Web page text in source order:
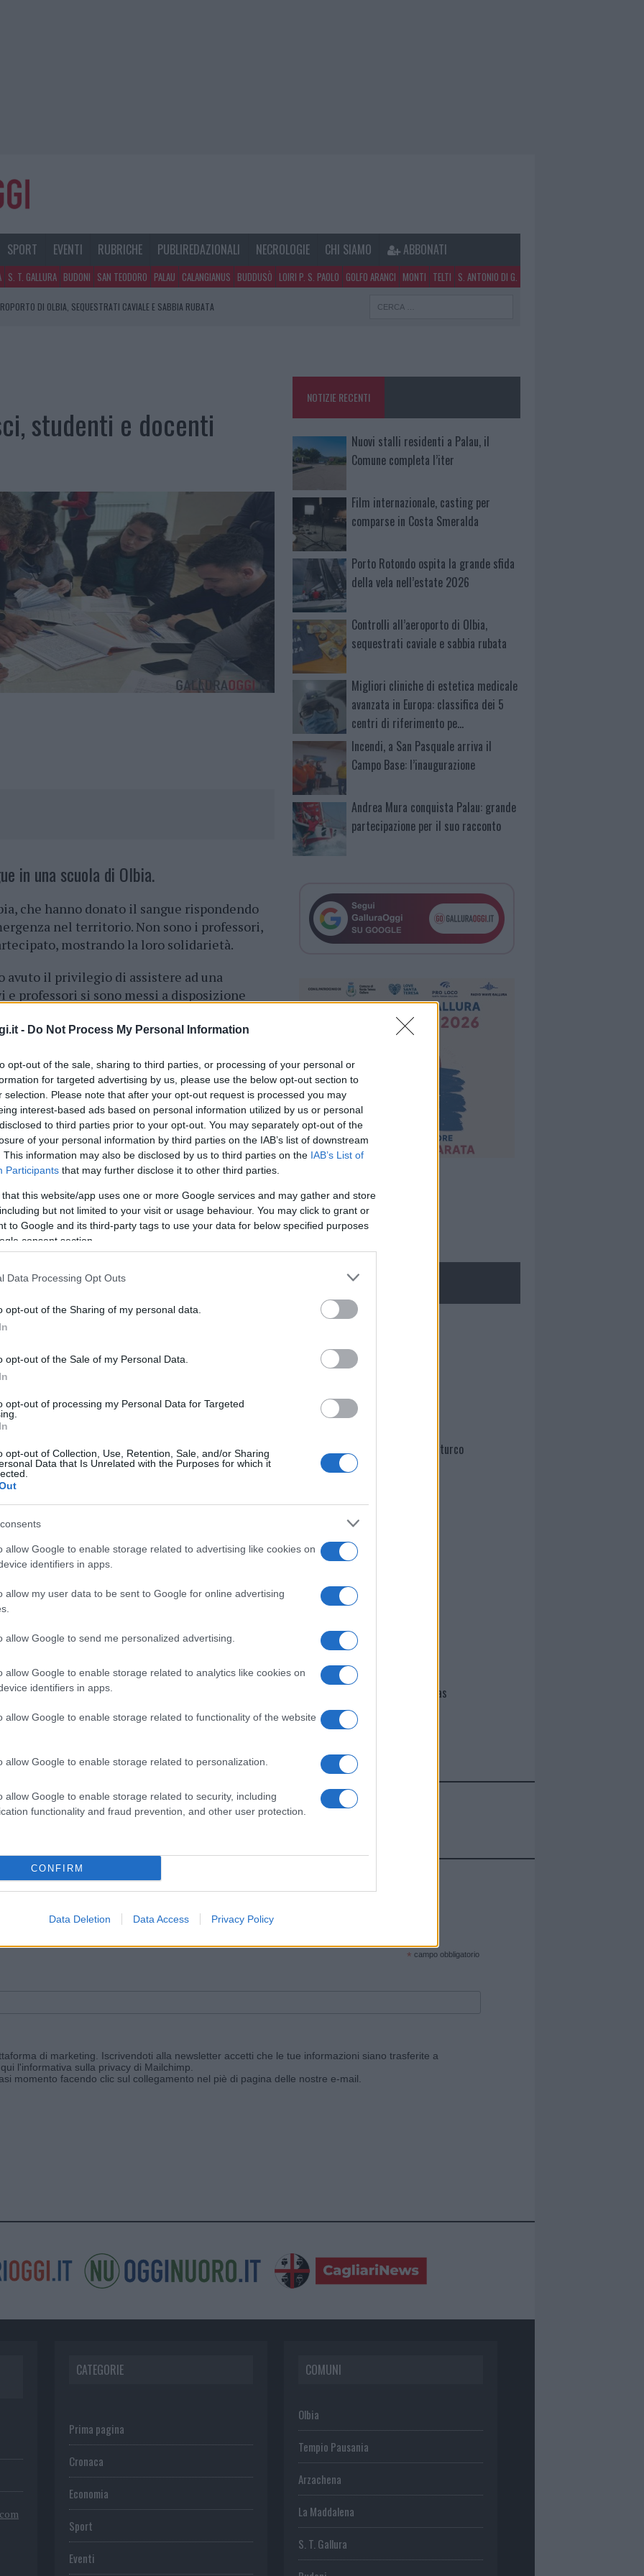
- Do Not Process My Personal Information
opt-out of the sale, sharing to third parties, or processing of your personal or
for targeted advertising by us, please use the below opt-out section to
selection. Please note that after your opt-out request is processed you may
interest-based ads based on personal information utilized by us or personal
to third parties prior to your opt-out. You may separately opt-out of the
of your personal information by third parties on the IAB’s list of downstream
This information may also be disclosed by us to third parties on the IAB’s List of
Participants that may further disclose it to other third parties.
that this website/app uses one or more Google services and may gather and store
but not limited to your visit or usage behaviour. You may click to grant or
to Google and its third-party tags to use your data for below specified purposes
consent section.
Data Processing Opt Outs
opt-out of the Sharing of my personal data.
opt-out of the Sale of my Personal Data.
opt-out of processing my Personal Data for Targeted
opt-out of Collection, Use, Retention, Sale, and/or Sharing
Data that Is Unrelated with the Purposes for which it
allow Google to enable storage related to advertising like cookies on
identifiers in apps.
allow my user data to be sent to Google for online advertising
allow Google to send me personalized advertising.
allow Google to enable storage related to analytics like cookies on
identifiers in apps.
allow Google to enable storage related to functionality of the website
allow Google to enable storage related to personalization.
allow Google to enable storage related to security, including
functionality and fraud prevention, and other user protection.
CONFIRM
Data Deletion Data Access Privacy Policy
SPORT EVENTI RUBRICHE PUBLIREDAZIONALI NECROLOGIE CHI SIAMO ABBONATI
S. T. GALLURA BUDONI SAN TEODORO PALAU CALANGIANUS BUDDUSÒ LOIRI P. S. PAOLO GOLFO ARANCI MONTI TELTI S. ANTONIO DI G.
DI OLBIA, SEQUESTRATI CAVIALE E SABBIA RUBATA
DI ESTETICA MEDICALE AVANZATA IN EUROPA: CLASSIFICA DEI 5 CENTRI DI
studenti e docenti
in una scuola di Olbia.
che hanno donato il sangue rispondendo
nel territorio. Non sono i professori,
mostrando la loro solidarietà.
avuto il privilegio di assistere ad una
professori si sono messi a disposizione
con una civiltà, educazione, gentilezza,
E grazie a questa “bellezza” che
una società migliore. Nulla è scontato e
sociali così evolute e concrete ci
che le stesse creano. Pertanto non
dirigente, la prof.ssa Salvatorica Scuderi, il
il personale docente, nonché gli addetti di
per la perfetta organizzazione
e inclusiva”.
cliccandoqui
nella sezione
Notizie Olbia Olbia Notizie
NOTIZIE RECENTI
Nuovi stalli residenti a Palau, il
Comune completa l’iter
Film internazionale, casting per
comparse in Costa Smeralda
Porto Rotondo ospita la grande sfida
della vela nell’estate 2026
Controlli all’aeroporto di Olbia,
sequestrati caviale e sabbia rubata
Migliori cliniche di estetica medicale
avanzata in Europa: classifica dei 5
centri di riferimento pe…
Incendi, a San Pasquale arriva il
Campo Base: l’inaugurazione
Andrea Mura conquista Palau: grande
partecipazione per il suo racconto
NECROLOGIE
Martina Agostina Diturco
I nostri cari
I nostri cari
Giovannimaria Cabras
Invia un Comunicato Stampa|Pubblicità|Segnala
e ricevi le nostre email periodiche contenenti le ultime notizie pubblicate sul sito web!
* campo obbligatorio
di marketing. Iscrivendoti alla newsletter accetti che le tue informazioni siano trasferite a
l'informativa sulla privacy di Mailchimp
momento facendo clic sul collegamento nel piè di pagina delle nostre e-mail.
CATEGORIE
Prima pagina
Cronaca
Economia
Sport
Eventi
COMUNI
Olbia
Tempio Pausania
Arzachena
La Maddalena
S. T. Gallura